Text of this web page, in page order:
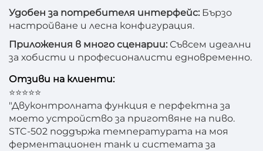
Удобен за потребителя интерфейс: Бързо
настройване и лесна конфигурация.
Приложения в много сценарии: Съвсем идеални
за хобисти и професионалисти едновременно.
Отзиви на клиенти:
⭐⭐⭐⭐⭐
"Двуконтролната функция е перфектна за
моето устройство за приготвяне на пиво.
STC-502 поддържа температурата на моя
ферментационен танк и системата за